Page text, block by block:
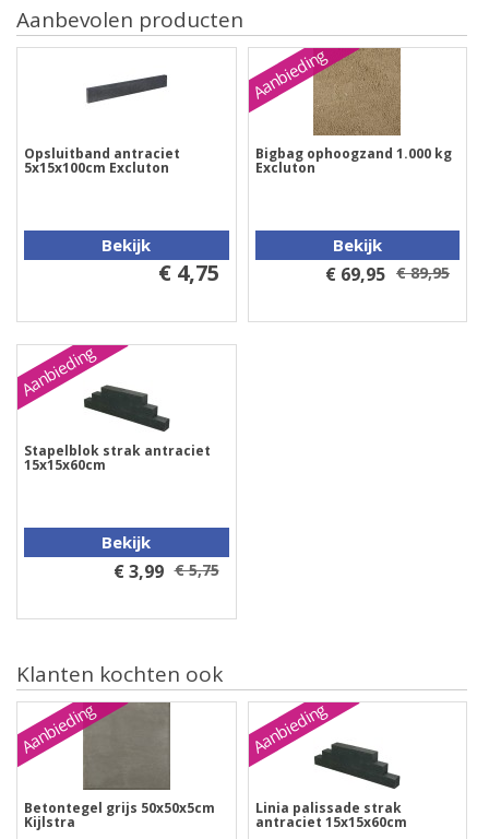
Aanbevolen producten
Opsluitband antraciet
5x15x100cm Excluton
Bekijk
€ 4,75
Aanbieding
Bigbag ophoogzand 1.000 kg
Excluton
Bekijk
€ 69,95 € 89,95
Aanbieding
Stapelblok strak antraciet
15x15x60cm
Bekijk
€ 3,99 € 5,75
Klanten kochten ook
Aanbieding
Betontegel grijs 50x50x5cm
Kijlstra
Aanbieding
Linia palissade strak
antraciet 15x15x60cm